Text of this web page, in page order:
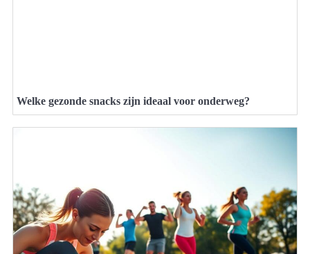
Welke gezonde snacks zijn ideaal voor onderweg?